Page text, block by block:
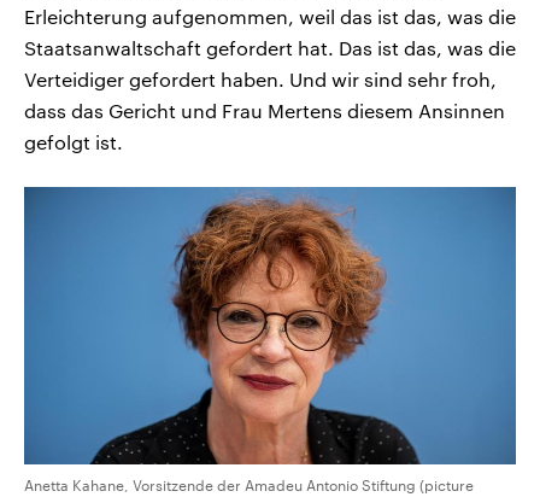
Erleichterung aufgenommen, weil das ist das, was die
Staatsanwaltschaft gefordert hat. Das ist das, was die
Verteidiger gefordert haben. Und wir sind sehr froh,
dass das Gericht und Frau Mertens diesem Ansinnen
gefolgt ist.
Anetta Kahane, Vorsitzende der Amadeu Antonio Stiftung (picture